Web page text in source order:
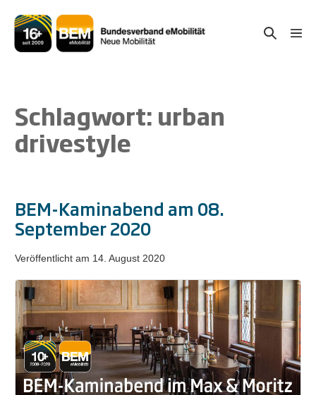
Inhalt
springen
Suche-
Schlagwort: urban
drivestyle
BEM-Kaminabend am 08.
September 2020
Veröffentlicht am 14. August 2020
BEM-
Kaminabend
am
08.
September
2020